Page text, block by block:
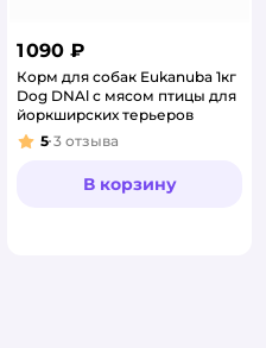
1 090 ₽
Корм для собак Eukanuba 1кг
Dog DNAl с мясом птицы для
йоркширских терьеров
Рейтинг:
5 3 отзыва
В корзину